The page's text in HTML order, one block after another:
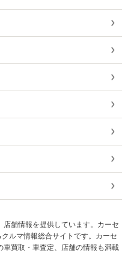
舗情報を提供しています。カーセ
ルマ情報総合サイトです。カーセ
車買取・車査定、店舗の情報も満載